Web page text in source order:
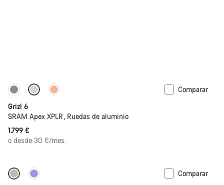
Comparar
Grizl 6
SRAM Apex XPLR, Ruedas de aluminio
1.799 €
o desde 30 €/mes.
Comparar